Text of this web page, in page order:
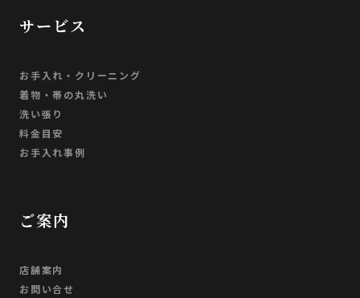
サービス
お手入れ・クリーニング
着物・帯の丸洗い
洗い張り
料金目安
お手入れ事例
ご案内
店舗案内
お問い合せ